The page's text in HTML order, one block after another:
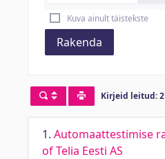
Kuva ainult täistekste
Rakenda
Kirjeid leitud: 2
1. Automaattestimise
of Telia Eesti AS